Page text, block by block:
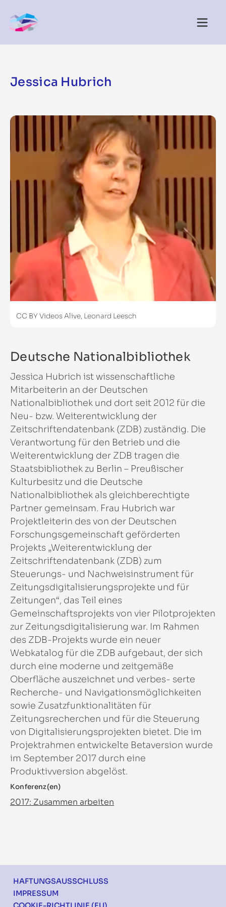
Jessica Hubrich
CC BY Videos Alive, Leonard Leesch
Deutsche Nationalbibliothek
Jessica Hubrich ist wissenschaftliche
Mitarbeiterin an der Deutschen
Nationalbibliothek und dort seit 2012 für die
Neu- bzw. Weiterentwicklung der
Zeitschriftendatenbank (ZDB) zuständig. Die
Verantwortung für den Betrieb und die
Weiterentwicklung der ZDB tragen die
Staatsbibliothek zu Berlin – Preußischer
Kulturbesitz und die Deutsche
Nationalbibliothek als gleichberechtigte
Partner gemeinsam. Frau Hubrich war
Projektleiterin des von der Deutschen
Forschungsgemeinschaft geförderten
Projekts „Weiterentwicklung der
Zeitschriftendatenbank (ZDB) zum
Steuerungs- und Nachweisinstrument für
Zeitungsdigitalisierungsprojekte und für
Zeitungen“, das Teil eines
Gemeinschaftsprojekts von vier Pilotprojekten
zur Zeitungsdigitalisierung war. Im Rahmen
des ZDB-Projekts wurde ein neuer
Webkatalog für die ZDB aufgebaut, der sich
durch eine moderne und zeitgemäße
Oberfläche auszeichnet und verbes- serte
Recherche- und Navigationsmöglichkeiten
sowie Zusatzfunktionalitäten für
Zeitungsrecherchen und für die Steuerung
von Digitalisierungsprojekten bietet. Die im
Projektrahmen entwickelte Betaversion wurde
im September 2017 durch eine
Produktivversion abgelöst.
Konferenz(en)
2017: Zusammen arbeiten
Footer
HAFTUNGSAUSSCHLUSS
IMPRESSUM